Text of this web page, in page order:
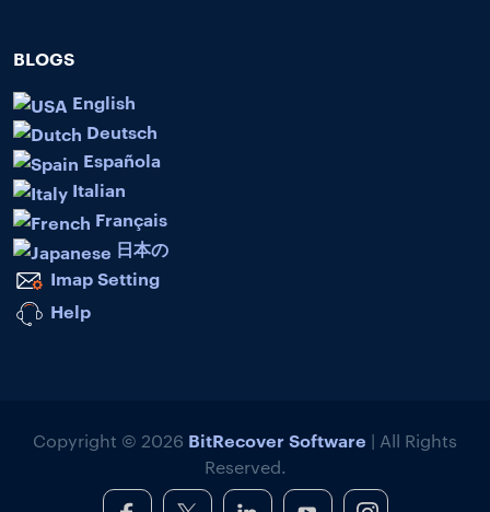
BLOGS
English
Deutsch
Española
Italian
Français
日本の
Imap Setting
Help
Copyright © 2026 BitRecover Software | All Rights
Reserved.